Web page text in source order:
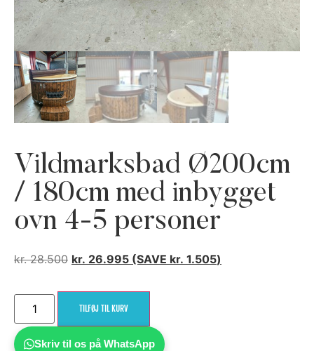
Vildmarksbad Ø200cm
/ 180cm med inbygget
ovn 4-5 personer
kr.28.500 kr. 26.995 (SAVE kr. 1.505)
TILFØJ TIL KURV
Skriv til os på WhatsApp